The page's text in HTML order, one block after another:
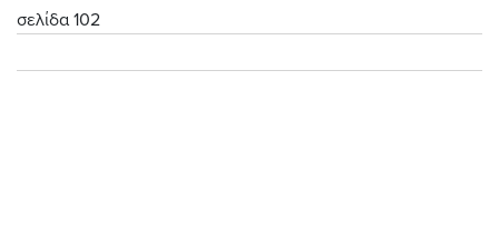
σελίδα 102